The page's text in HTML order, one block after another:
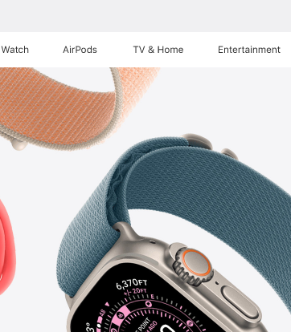
Watch AirPods TV & Home Entertainment